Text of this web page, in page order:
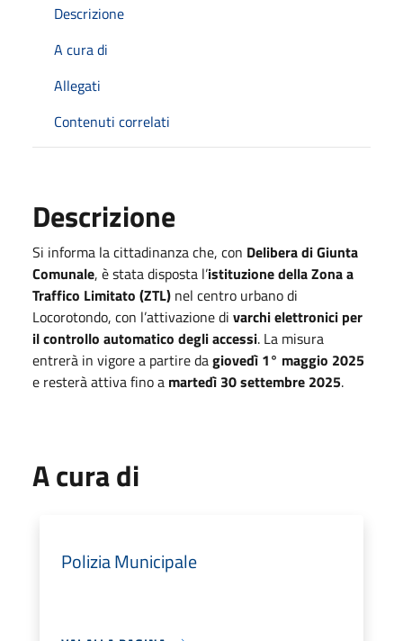
Descrizione
A cura di
Allegati
Contenuti correlati
Descrizione
Si informa la cittadinanza che, con Delibera di Giunta
Comunale, è stata disposta l’istituzione della Zona a
Traffico Limitato (ZTL) nel centro urbano di
Locorotondo, con l’attivazione di varchi elettronici per
il controllo automatico degli accessi. La misura
entrerà in vigore a partire dagiovedì 1° maggio 2025
e resterà attiva fino a martedì 30 settembre 2025.
A cura di
Polizia Municipale